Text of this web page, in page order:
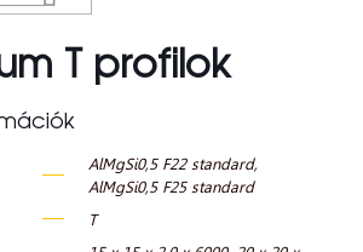
T profilok
AlMgSi0,5 F22 standard,
AlMgSi0,5 F25 standard
T